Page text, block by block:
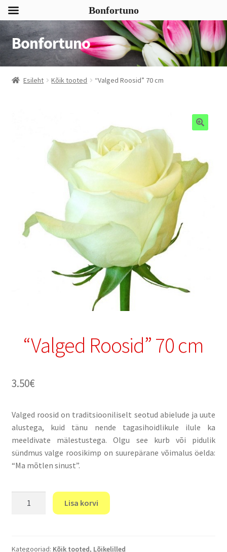
Liigu
navigeerimisele
Liigu
sisu
juurde
Bonfortuno
Esileht Kõik tooted “Valged Roosid” 70 cm
“Valged Roosid” 70 cm
3.50€
Valged roosid on traditsiooniliselt seotud abielude ja uute
alustega, kuid tänu nende tagasihoidlikule ilule ka
meeldivate mälestustega. Olgu see kurb või pidulik
sündmus valge roosikimp on suurepärane võimalus öelda:
“Ma mõtlen sinust”.
kogus
Lisa korvi
Kategooriad: Kõik tooted, Lõikelilled
Bonfortuno